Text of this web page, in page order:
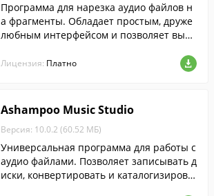
Программа для нарезка аудио файлов н
а фрагменты. Обладает простым, друже
любным интерфейсом и позволяет выре
начало и конец в визуальном или ручно
Лицензия: Платно
Ashampoo Music Studio
Версия: 10.0.2 (60.52 МБ)
Универсальная программа для работы с
аудио файлами. Позволяет записывать д
иски, конвертировать и каталогизирова